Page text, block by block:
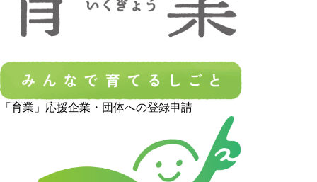
「育業」応援企業・団体への登録申請